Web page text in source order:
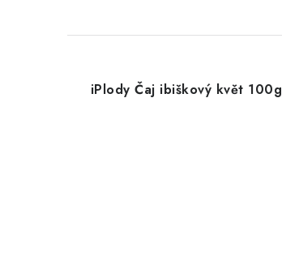
iPlody Čaj ibiškový květ 100g